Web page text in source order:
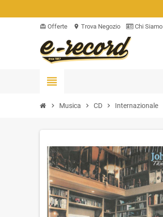
card_giftcard Offerte location_on Trova Negozio Chi Siamo
view_headline
chevron_right Musica chevron_right CD chevron_right Internazionale